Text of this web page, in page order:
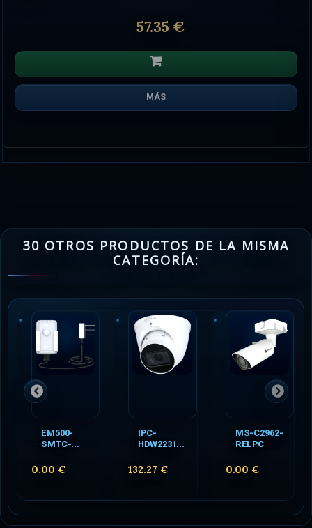
57.35 €
MÁS
30 OTROS PRODUCTOS DE LA MISMA
CATEGORÍA:
EM500-
SMTC-...
0.00 €
IPC-
HDW2231...
132.27 €
MS-C2962-
RELPC
0.00 €